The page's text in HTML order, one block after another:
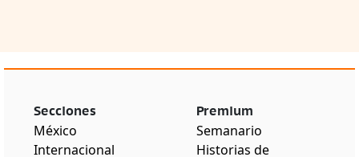
Secciones
México
Internacional
Premium
Semanario
Historias de